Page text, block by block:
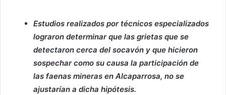
Estudios realizados por técnicos especializados
lograron determinar que las grietas que se
detectaron cerca del socavón y que hicieron
sospechar como su causa la participación de
las faenas mineras en Alcaparrosa, no se
ajustarían a dicha hipótesis.